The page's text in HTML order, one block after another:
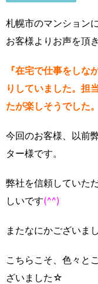
札幌市のマンションに
お客様よりお声を頂
『在宅で仕事をしな
りしていました。担
たが楽しそうでした。
今回のお客様、以前
ター様です。
弊社を信頼していた
しいです(^^)
またなにかございま
こちらこそ、色々と
ざいました☆